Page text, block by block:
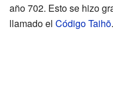
año 702. Esto se hizo
llamado el Código Taihō.